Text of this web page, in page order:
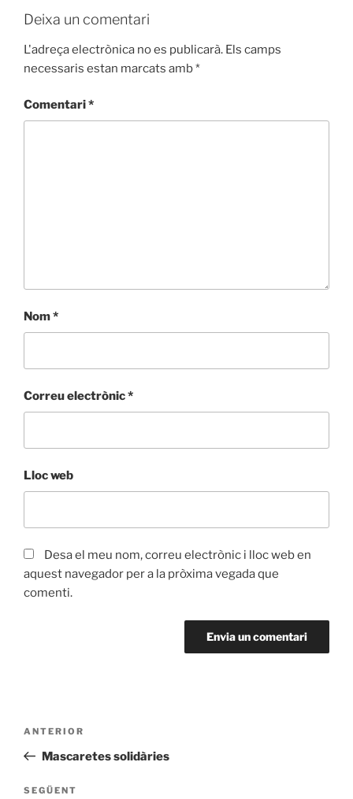
Deixa un comentari
L'adreça electrònica no es publicarà. Els camps
necessaris estan marcats amb*
Comentari*
Nom*
Correu electrònic*
Lloc web
Desa el meu nom, correu electrònic i lloc web en
aquest navegador per a la pròxima vegada que
comenti.
Navegació
Entrada
anterior
ANTERIOR
Mascaretes solidàries
Entrada
SEGÜENT